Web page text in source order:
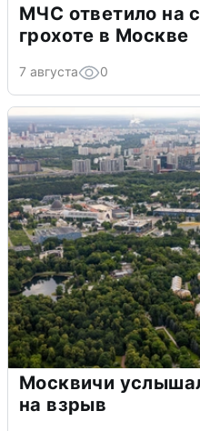
МЧС ответило на
грохоте в Москве
7 августа 0
Москвичи
на взрыв